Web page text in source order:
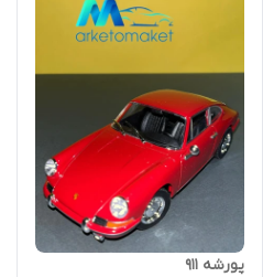
پورشه ۹۱۱